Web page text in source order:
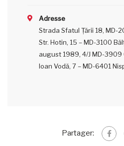
Adresse
Strada Sfatul Țării 18, MD-
Str. Hotin, 15 – MD-3100
august 1989, 4/J MD-3909
Ioan Vodă, 7 – MD-6401
Partager: